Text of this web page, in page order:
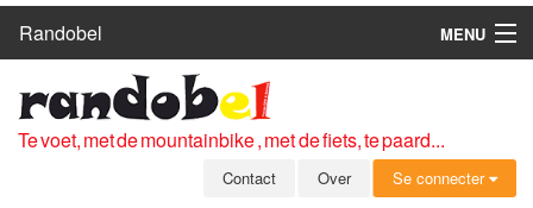
Randobel
MENU
ROUTES
CLUBS
Te voet, met de mountainbike , met de fiets, te paard...
Contact Over Se connecter